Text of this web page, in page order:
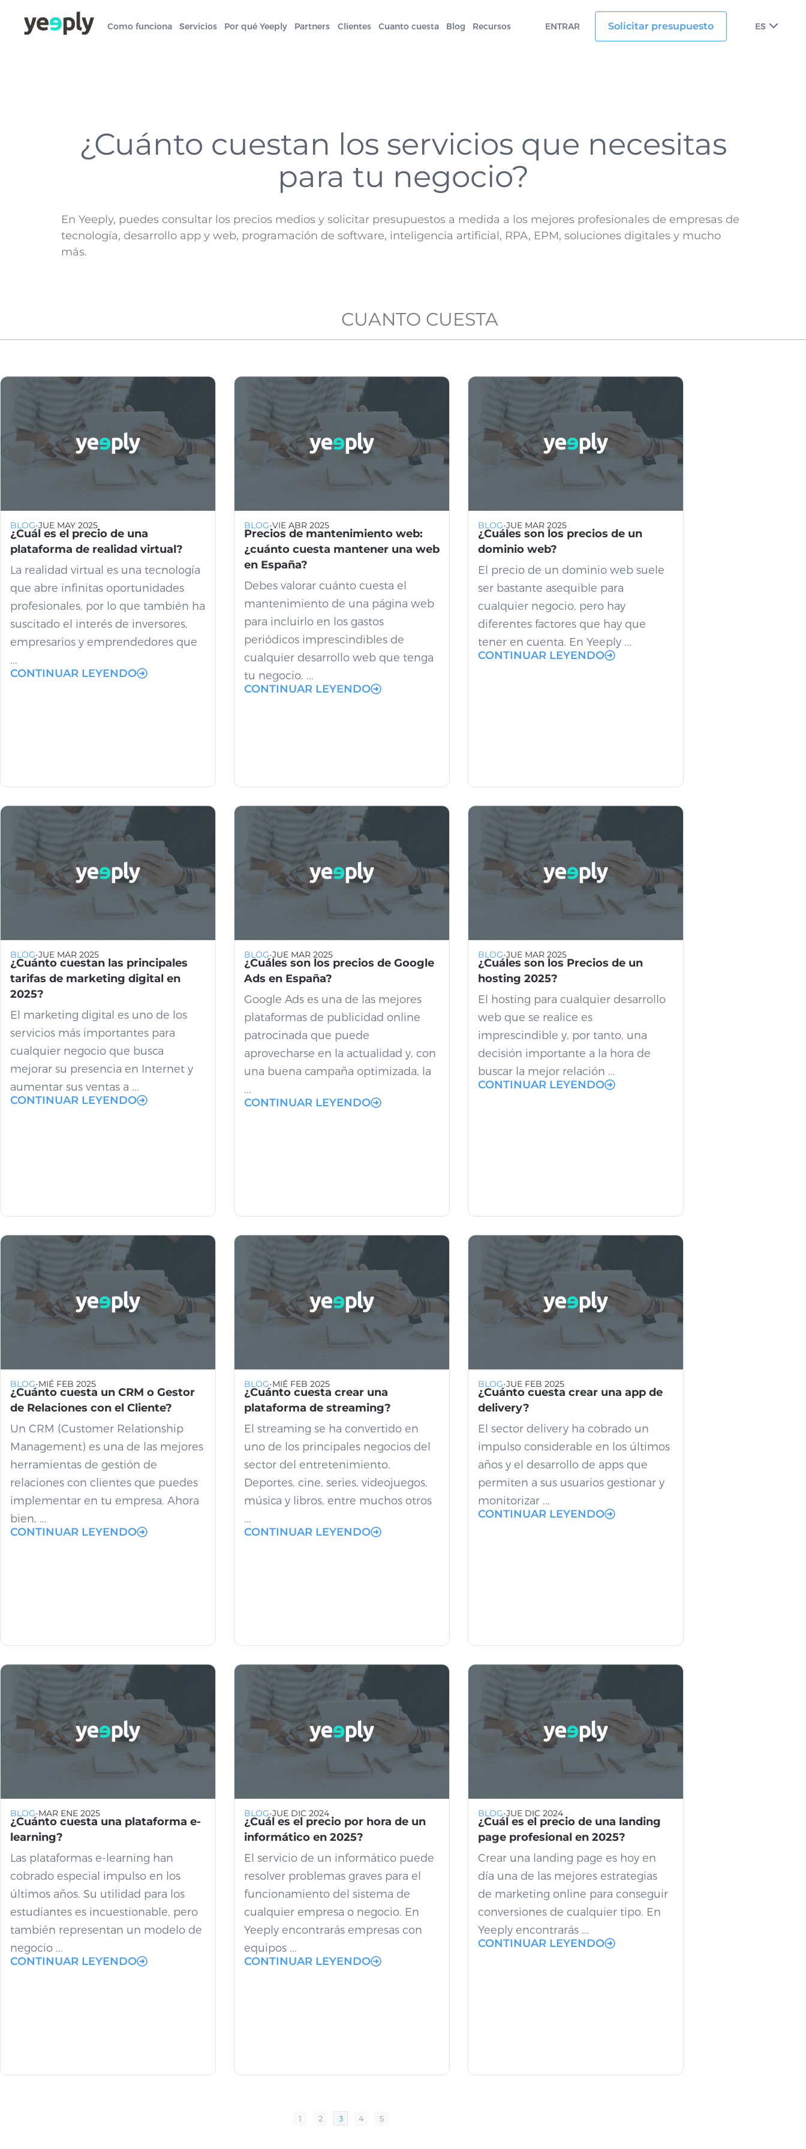
Como funciona Servicios Por qué Yeeply Partners Clientes Cuanto cuesta Blog Recursos ENTRAR Solicitar presupuesto ES
¿Cuánto cuestan los servicios que necesitas
para tu negocio?
En Yeeply, puedes consultar los precios medios y solicitar presupuestos a medida a los mejores profesionales de empresas de
tecnología, desarrollo app y web, programación de software, inteligencia artificial, RPA, EPM, soluciones digitales y mucho
más.
CUANTO CUESTA
BLOG·JUE MAY 2025
¿Cuál es el precio de una
plataforma de realidad virtual?
La realidad virtual es una tecnología
que abre infinitas oportunidades
profesionales, por lo que también ha
suscitado el interés de inversores,
empresarios y emprendedores que
...
CONTINUAR LEYENDO
BLOG·VIE ABR 2025
Precios de mantenimiento web:
¿cuánto cuesta mantener una web
en España?
Debes valorar cuánto cuesta el
mantenimiento de una página web
para incluirlo en los gastos
periódicos imprescindibles de
cualquier desarrollo web que tenga
tu negocio. ...
CONTINUAR LEYENDO
BLOG·JUE MAR 2025
¿Cuáles son los precios de un
dominio web?
El precio de un dominio web suele
ser bastante asequible para
cualquier negocio, pero hay
diferentes factores que hay que
tener en cuenta. En Yeeply ...
CONTINUAR LEYENDO
BLOG·JUE MAR 2025
¿Cuánto cuestan las principales
tarifas de marketing digital en
2025?
El marketing digital es uno de los
servicios más importantes para
cualquier negocio que busca
mejorar su presencia en Internet y
aumentar sus ventas a ...
CONTINUAR LEYENDO
BLOG·JUE MAR 2025
¿Cuáles son los precios de Google
Ads en España?
Google Ads es una de las mejores
plataformas de publicidad online
patrocinada que puede
aprovecharse en la actualidad y, con
una buena campaña optimizada, la
...
CONTINUAR LEYENDO
BLOG·JUE MAR 2025
¿Cuáles son los Precios de un
hosting 2025?
El hosting para cualquier desarrollo
web que se realice es
imprescindible y, por tanto, una
decisión importante a la hora de
buscar la mejor relación ...
CONTINUAR LEYENDO
BLOG·MIÉ FEB 2025
¿Cuánto cuesta un CRM o Gestor
de Relaciones con el Cliente?
Un CRM (Customer Relationship
Management) es una de las mejores
herramientas de gestión de
relaciones con clientes que puedes
implementar en tu empresa. Ahora
bien, ...
CONTINUAR LEYENDO
BLOG·MIÉ FEB 2025
¿Cuánto cuesta crear una
plataforma de streaming?
El streaming se ha convertido en
uno de los principales negocios del
sector del entretenimiento.
Deportes, cine, series, videojuegos,
música y libros, entre muchos otros
...
CONTINUAR LEYENDO
BLOG·JUE FEB 2025
¿Cuánto cuesta crear una app de
delivery?
El sector delivery ha cobrado un
impulso considerable en los últimos
años y el desarrollo de apps que
permiten a sus usuarios gestionar y
monitorizar ...
CONTINUAR LEYENDO
BLOG·MAR ENE 2025
¿Cuánto cuesta una plataforma e-
learning?
Las plataformas e-learning han
cobrado especial impulso en los
últimos años. Su utilidad para los
estudiantes es incuestionable, pero
también representan un modelo de
negocio ...
CONTINUAR LEYENDO
BLOG·JUE DIC 2024
¿Cuál es el precio por hora de un
informático en 2025?
El servicio de un informático puede
resolver problemas graves para el
funcionamiento del sistema de
cualquier empresa o negocio. En
Yeeply encontrarás empresas con
equipos ...
CONTINUAR LEYENDO
BLOG·JUE DIC 2024
¿Cuál es el precio de una landing
page profesional en 2025?
Crear una landing page es hoy en
día una de las mejores estrategias
de marketing online para conseguir
conversiones de cualquier tipo. En
Yeeply encontrarás ...
CONTINUAR LEYENDO
1 2 3 4 5